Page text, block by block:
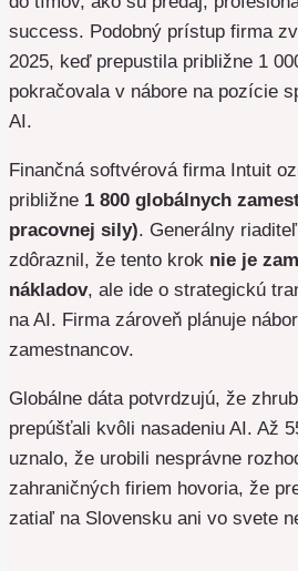
success. Podobný prístup firma
2025, keď prepustila približne 1
pokračovala v nábore na pozície
AI.
Finančná softvérová firma Intuit
približne 1 800 globálnych
pracovnej sily). Generálny
zdôraznil, že tento krok nie je
nákladov, ale ide o strategickú
na AI. Firma zároveň plánuje
zamestnancov.
Globálne dáta potvrdzujú, že
prepúšťali kvôli nasadeniu AI. Až
uznalo, že urobili nesprávne
zahraničných firiem hovoria, že
zatiaľ na Slovensku ani vo svete